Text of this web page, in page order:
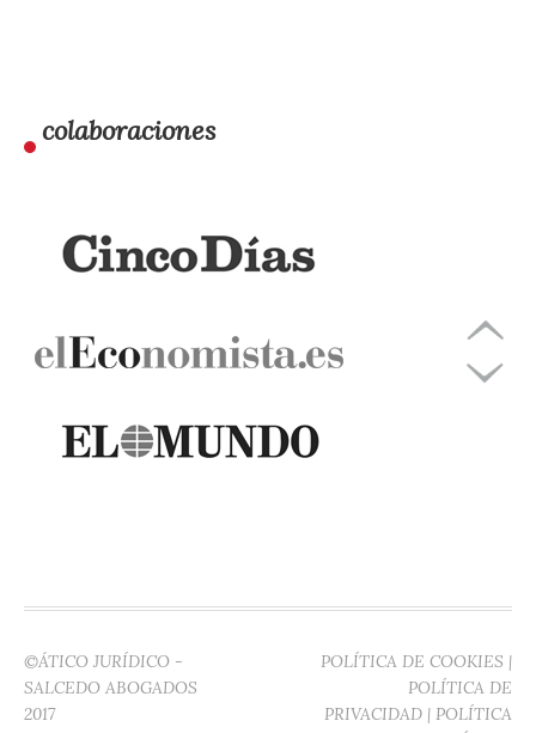
colaboraciones
©ÁTICO JURÍDICO -
SALCEDO ABOGADOS
2017
POLÍTICA DE COOKIES |
POLÍTICA DE
PRIVACIDAD | POLÍTICA